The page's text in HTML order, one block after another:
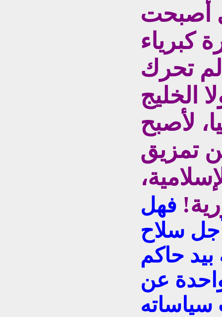
أصبحت
كبرياء
تحرك
الخليج
لأصبح
تمزيق
فهل
سلاح
حاكم
عن
سياساته